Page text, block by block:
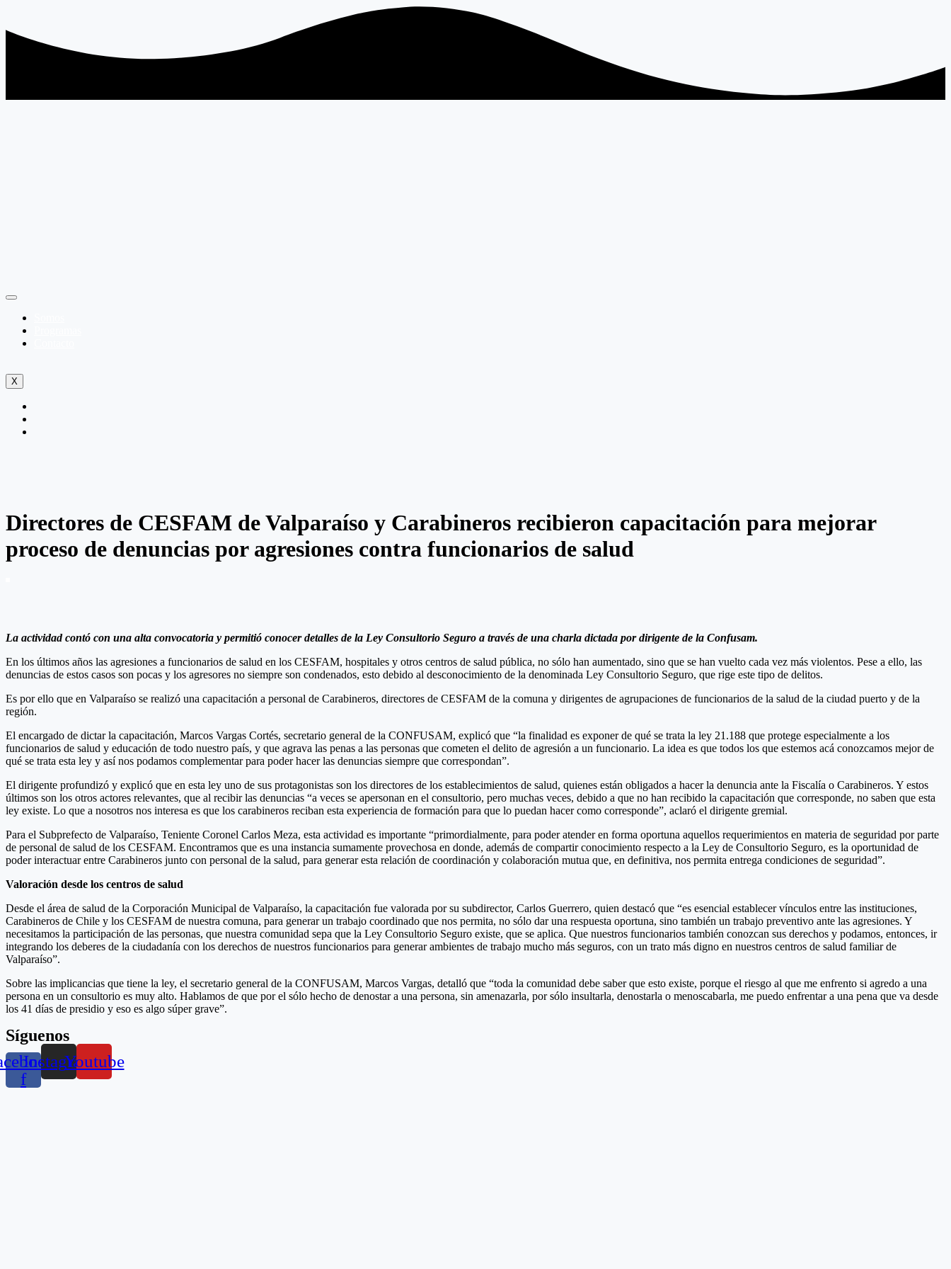
X
Directores de CESFAM de Valparaíso y Carabineros recibieron capacitación para mejorar
proceso de denuncias por agresiones contra funcionarios de salud
La actividad contó con una alta convocatoria y permitió conocer detalles de la Ley Consultorio Seguro a través de una charla dictada por dirigente de la Confusam.
En los últimos años las agresiones a funcionarios de salud en los CESFAM, hospitales y otros centros de salud pública, no sólo han aumentado, sino que se han vuelto cada vez más violentos. Pese a ello, las
denuncias de estos casos son pocas y los agresores no siempre son condenados, esto debido al desconocimiento de la denominada Ley Consultorio Seguro, que rige este tipo de delitos.
Es por ello que en Valparaíso se realizó una capacitación a personal de Carabineros, directores de CESFAM de la comuna y dirigentes de agrupaciones de funcionarios de la salud de la ciudad puerto y de la
región.
El encargado de dictar la capacitación, Marcos Vargas Cortés, secretario general de la CONFUSAM, explicó que “la finalidad es exponer de qué se trata la ley 21.188 que protege especialmente a los
funcionarios de salud y educación de todo nuestro país, y que agrava las penas a las personas que cometen el delito de agresión a un funcionario. La idea es que todos los que estemos acá conozcamos mejor de
qué se trata esta ley y así nos podamos complementar para poder hacer las denuncias siempre que correspondan”.
El dirigente profundizó y explicó que en esta ley uno de sus protagonistas son los directores de los establecimientos de salud, quienes están obligados a hacer la denuncia ante la Fiscalía o Carabineros. Y estos
últimos son los otros actores relevantes, que al recibir las denuncias “a veces se apersonan en el consultorio, pero muchas veces, debido a que no han recibido la capacitación que corresponde, no saben que esta
ley existe. Lo que a nosotros nos interesa es que los carabineros reciban esta experiencia de formación para que lo puedan hacer como corresponde”, aclaró el dirigente gremial.
Para el Subprefecto de Valparaíso, Teniente Coronel Carlos Meza, esta actividad es importante “primordialmente, para poder atender en forma oportuna aquellos requerimientos en materia de seguridad por parte
de personal de salud de los CESFAM. Encontramos que es una instancia sumamente provechosa en donde, además de compartir conocimiento respecto a la Ley de Consultorio Seguro, es la oportunidad de
poder interactuar entre Carabineros junto con personal de la salud, para generar esta relación de coordinación y colaboración mutua que, en definitiva, nos permita entrega condiciones de seguridad”.
Valoración desde los centros de salud
Desde el área de salud de la Corporación Municipal de Valparaíso, la capacitación fue valorada por su subdirector, Carlos Guerrero, quien destacó que “es esencial establecer vínculos entre las instituciones,
Carabineros de Chile y los CESFAM de nuestra comuna, para generar un trabajo coordinado que nos permita, no sólo dar una respuesta oportuna, sino también un trabajo preventivo ante las agresiones. Y
necesitamos la participación de las personas, que nuestra comunidad sepa que la Ley Consultorio Seguro existe, que se aplica. Que nuestros funcionarios también conozcan sus derechos y podamos, entonces, ir
integrando los deberes de la ciudadanía con los derechos de nuestros funcionarios para generar ambientes de trabajo mucho más seguros, con un trato más digno en nuestros centros de salud familiar de
Valparaíso”.
Sobre las implicancias que tiene la ley, el secretario general de la CONFUSAM, Marcos Vargas, detalló que “toda la comunidad debe saber que esto existe, porque el riesgo al que me enfrento si agredo a una
persona en un consultorio es muy alto. Hablamos de que por el sólo hecho de denostar a una persona, sin amenazarla, por sólo insultarla, denostarla o menoscabarla, me puedo enfrentar a una pena que va desde
los 41 días de presidio y eso es algo súper grave”.
Síguenos
f
InstagramYoutube